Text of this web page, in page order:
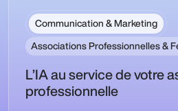
Communication & Marketing
Associations Professionnelles &
L’IA au service de votre
professionnelle